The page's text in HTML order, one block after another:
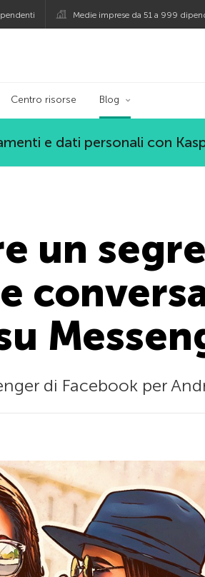
Medie imprese da 51 a 999
Centro risorse Blog
e dati personali con
un
di Facebook per